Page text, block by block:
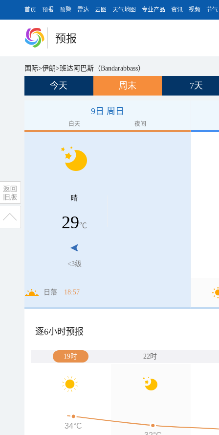
首页 预报 预警 雷达 云图 天气地图 专业产品 资讯 视频 节气
预报
国际>伊朗>班达阿巴斯（Bandarabbass）
今天 周末 7天
9日 周日
白天 夜间
晴
29℃
<3级
日落 18:57
逐6小时预报
19时 22时
34°C